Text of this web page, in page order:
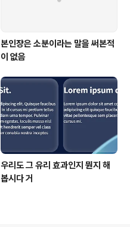
본인쟝은 소분이라는 말을 써본적
이 없음
우리도 그 유리 효과인지 뭔지 해
봅시다 거